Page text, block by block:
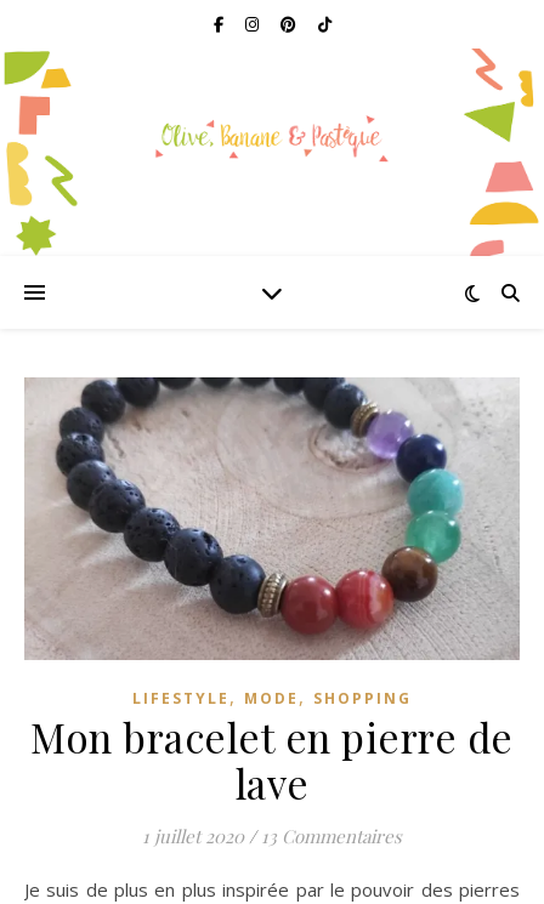
LIFESTYLE , MODE , SHOPPING
Mon bracelet en pierre de
lave
1 juillet 2020 / 13 Commentaires
Je suis de plus en plus inspirée par le pouvoir des pierres